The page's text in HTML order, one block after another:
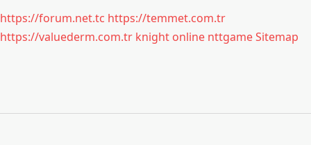
https://forum.net.tc https://temmet.com.tr
https://valuederm.com.tr knight online nttgameSitemap